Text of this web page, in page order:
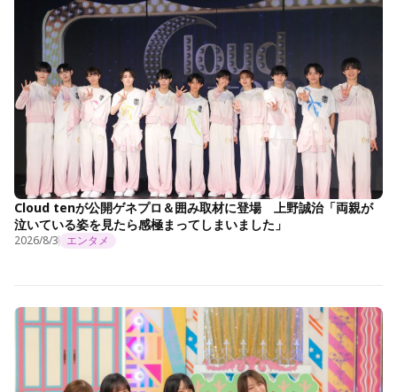
Cloud tenが公開ゲネプロ＆囲み取材に登場 上野誠治「両親が
泣いている姿を見たら感極まってしまいました」
2026/8/3 エンタメ